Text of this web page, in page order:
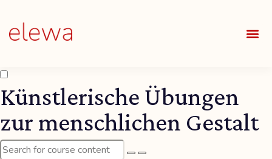
Künstlerische Übungen
zur menschlichen Gestalt